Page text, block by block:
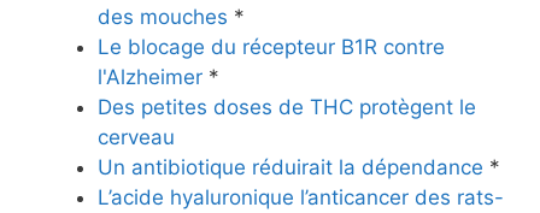
des mouches *
Le blocage du récepteur B1R contre
l'Alzheimer *
Des petites doses de THC protègent le
cerveau
Un antibiotique réduirait la dépendance *
L’acide hyaluronique l’anticancer des rats-